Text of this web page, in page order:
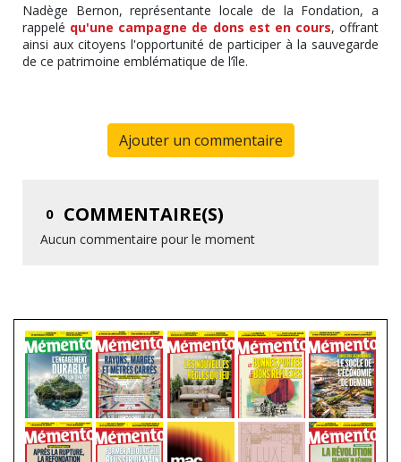
Nadège Bernon, représentante locale de la Fondation, a
rappelé qu'une campagne de dons est en cours, offrant
ainsi aux citoyens l'opportunité de participer à la sauvegarde
de ce patrimoine emblématique de l’île.
Ajouter un commentaire
0 COMMENTAIRE(S)
Aucun commentaire pour le moment